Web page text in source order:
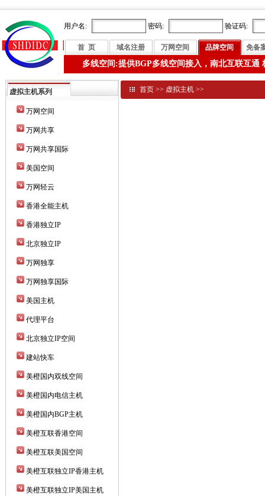
用户名: 密码: 验证码:
首 页 域名注册 万网空间 品牌空间 免备
多线空间:提供BGP多线空间接入，南北互联互
虚拟主机系列
万网空间
万网共享
万网共享国际
美国空间
万网轻云
香港全能主机
香港独立IP
北京独立IP
万网独享
万网独享国际
美国主机
代理平台
北京独立IP空间
建站快车
美橙国内双线空间
美橙国内电信主机
美橙国内BGP主机
美橙互联香港空间
美橙互联美国空间
美橙互联独立IP香港主机
美橙互联独立IP美国主机
首页 >> 虚拟主机 >>